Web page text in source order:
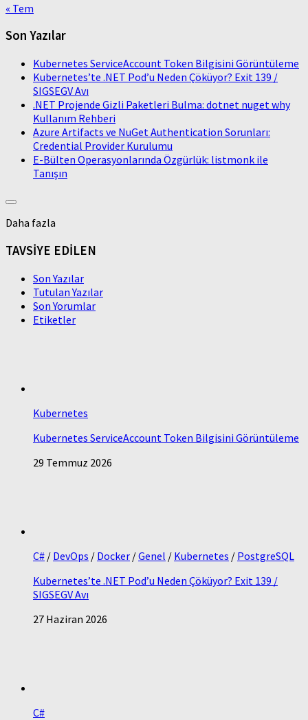
« Tem
Son Yazılar
Kubernetes ServiceAccount Token Bilgisini Görüntüleme
Kubernetes’te .NET Pod’u Neden Çöküyor? Exit 139 /
SIGSEGV Avı
.NET Projende Gizli Paketleri Bulma: dotnet nuget why
Kullanım Rehberi
Azure Artifacts ve NuGet Authentication Sorunları:
Credential Provider Kurulumu
E-Bülten Operasyonlarında Özgürlük: listmonk ile
Tanışın
Daha fazla
TAVSİYE EDİLEN
Son Yazılar
Tutulan Yazılar
Son Yorumlar
Etiketler
Kubernetes
Kubernetes ServiceAccount Token Bilgisini Görüntüleme
29 Temmuz 2026
C# / DevOps / Docker /Genel / Kubernetes / PostgreSQL
Kubernetes’te .NET Pod’u Neden Çöküyor? Exit 139 /
SIGSEGV Avı
27 Haziran 2026
C#